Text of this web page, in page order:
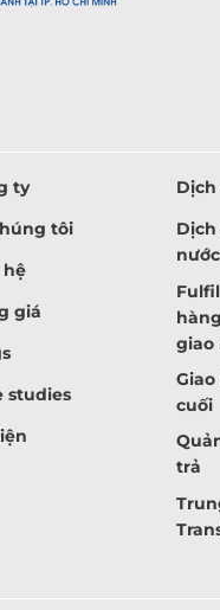
ty
tôi
hệ
giá
studies
Dịch
giao
cuối
trả